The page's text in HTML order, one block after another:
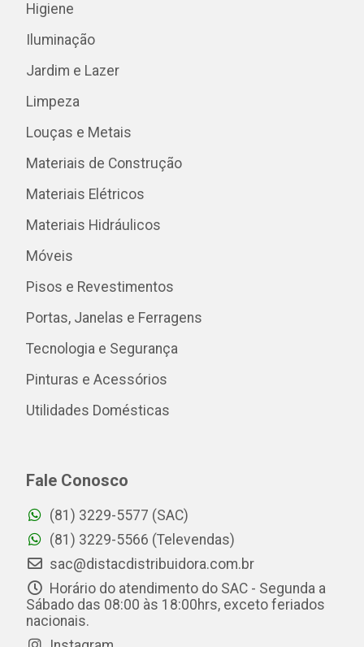
Higiene
Iluminação
Jardim e Lazer
Limpeza
Louças e Metais
Materiais de Construção
Materiais Elétricos
Materiais Hidráulicos
Móveis
Pisos e Revestimentos
Portas, Janelas e Ferragens
Tecnologia e Segurança
Pinturas e Acessórios
Utilidades Domésticas
Fale Conosco
(81) 3229-5577 (SAC)
(81) 3229-5566 (Televendas)
sac@distacdistribuidora.com.br
Horário do atendimento do SAC - Segunda a
Sábado das 08:00 às 18:00hrs, exceto feriados
nacionais.